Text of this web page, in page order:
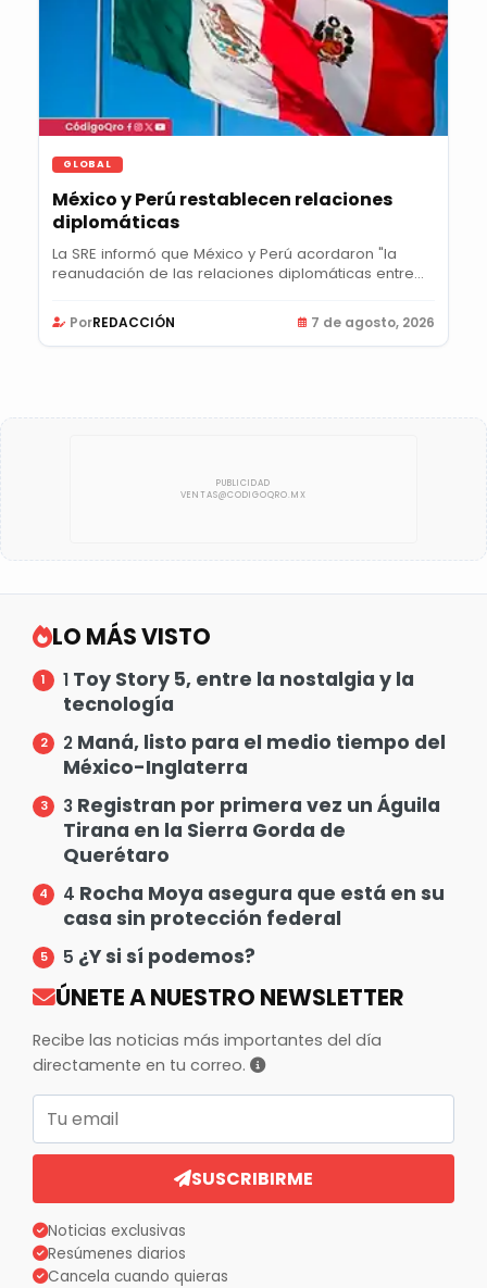
GLOBAL
México y Perú restablecen relaciones
diplomáticas
La SRE informó que México y Perú acordaron "la
reanudación de las relaciones diplomáticas entre...
PorREDACCIÓN 7 de agosto, 2026
LO MÁS VISTO
1 Toy Story 5, entre la nostalgia y la
tecnología
2 Maná, listo para el medio tiempo del
México-Inglaterra
3 Registran por primera vez un Águila
Tirana en la Sierra Gorda de
Querétaro
4 Rocha Moya asegura que está en su
casa sin protección federal
5 ¿Y si sí podemos?
ÚNETE A NUESTRO NEWSLETTER
Recibe las noticias más importantes del día
directamente en tu correo.
Correo electrónico
SUSCRIBIRME
Noticias exclusivas
Resúmenes diarios
Cancela cuando quieras